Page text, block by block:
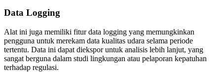
Data Logging
Alat ini juga memiliki fitur data logging yang memungkinkan
pengguna untuk merekam data kualitas udara selama periode
tertentu. Data ini dapat diekspor untuk analisis lebih lanjut, yang
sangat berguna dalam studi lingkungan atau pelaporan kepatuhan
terhadap regulasi.